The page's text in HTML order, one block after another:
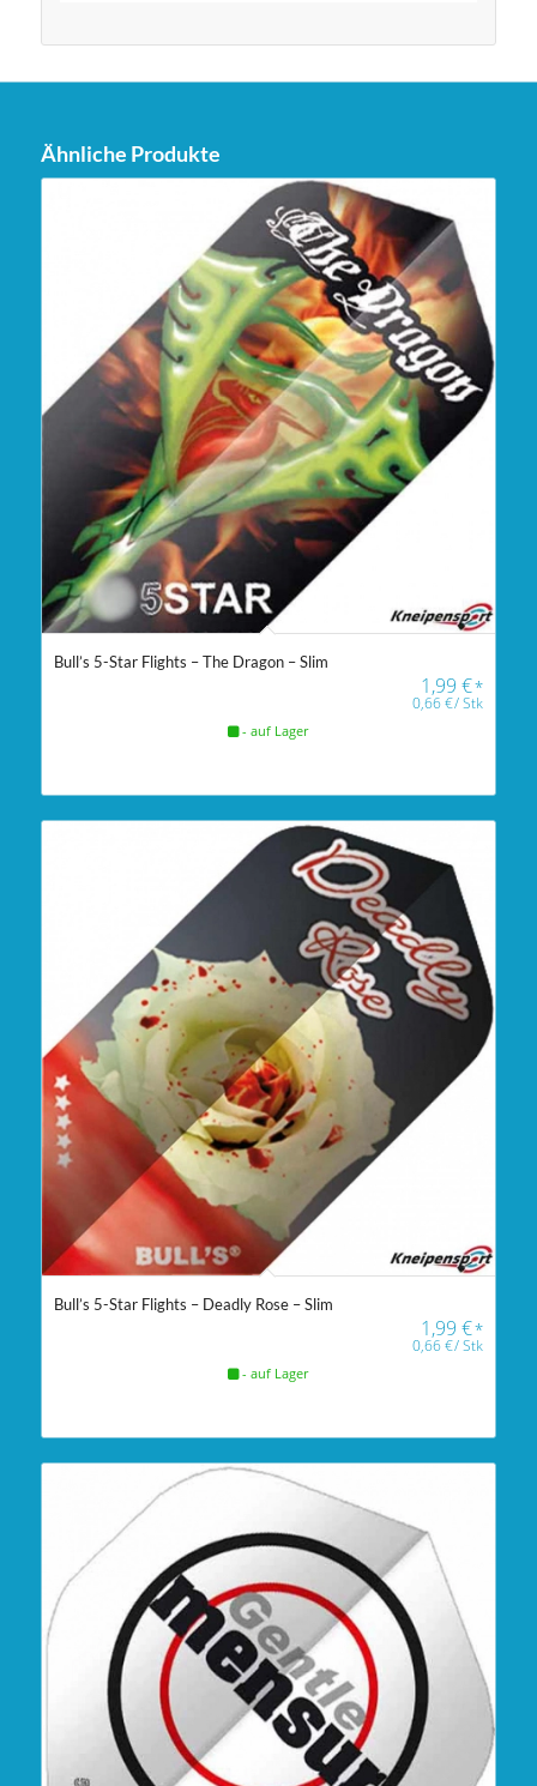
Ähnliche Produkte
Bull’s 5-Star Flights – The Dragon – Slim
1,99€*
0,66€/Stk
- auf Lager
Bull’s 5-Star Flights – Deadly Rose – Slim
1,99€*
0,66€/Stk
- auf Lager